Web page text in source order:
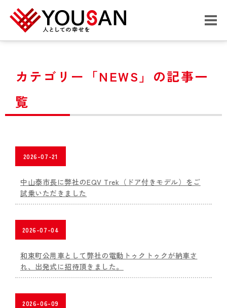
カテゴリー「NEWS」の記事一
覧
2026-07-21
中山泰市長に弊社のEQV Trek（ドア付きモデル）をご
試乗いただきました
2026-07-04
和束町公用車として弊社の電動トゥクトゥクが納車さ
れ、出発式に招待頂きました。
2026-06-09